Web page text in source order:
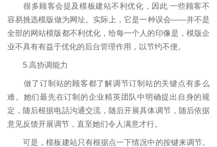
很多顾客会提及模板建站不利优化，因此 一些顾客不
容易挑选模版做为网址。实际上，它是一种误会——并不是
全部的网站模版都不利优化，给每一个人的印像是，模版企
业不具有有益于优化的后台管理作用，以节约不便。
5.高协调能力
做了订制站的顾客都了解调节订制站的关键点有多么
难。她们最先在订制的企业精英团队中明确提出自身的规
定，随后根据电話沟通交流，随后开展具体调节，随后依据
意见反馈开展调节，直至她们令人满意才行。
可是，模板建站只有根据点一下情况中的按键来调节。